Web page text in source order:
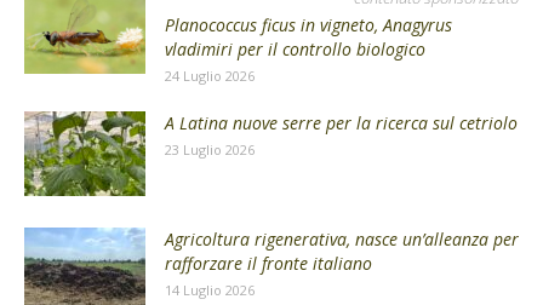
Planococcus ficus in vigneto, Anagyrus
vladimiri per il controllo biologico
24 Luglio 2026
A Latina nuove serre per la ricerca sul cetriolo
23 Luglio 2026
Agricoltura rigenerativa, nasce un’alleanza per
rafforzare il fronte italiano
14 Luglio 2026